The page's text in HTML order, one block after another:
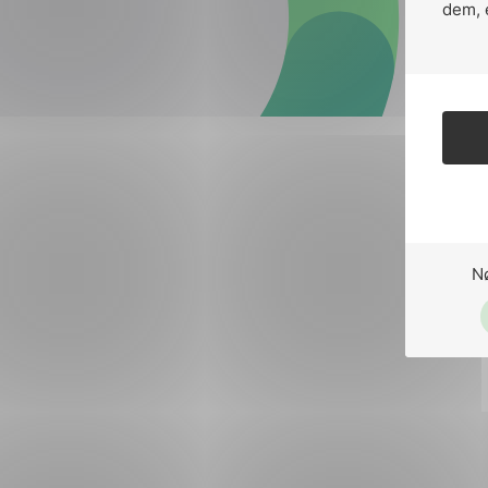
dem,
Forsvar og beredskap
Industri og automatisering
Lavspenning
Maritime elinstallasjoner